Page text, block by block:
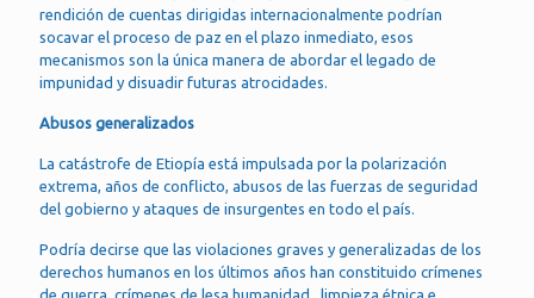
rendición de cuentas dirigidas internacionalmente podrían
socavar el proceso de paz en el plazo inmediato, esos
mecanismos son la única manera de abordar el legado de
impunidad y disuadir futuras atrocidades.
Abusos generalizados
La catástrofe de Etiopía está impulsada por la polarización
extrema, años de conflicto, abusos de las fuerzas de seguridad
del gobierno y ataques de insurgentes en todo el país.
Podría decirse que las violaciones graves y generalizadas de los
derechos humanos en los últimos años han constituido crímenes
de guerra, crímenes de lesa humanidad , limpieza étnica e